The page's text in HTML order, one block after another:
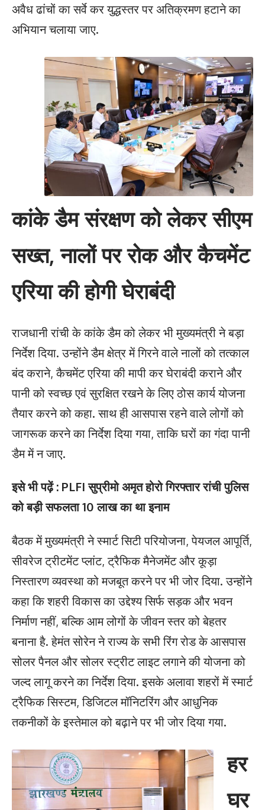
अवैध ढांचों का सर्वे कर युद्धस्तर पर अतिक्रमण हटाने का
अभियान चलाया जाए.
कांके डैम संरक्षण को लेकर सीएम
सख्त, नालों पर रोक और कैचमेंट
एरिया की होगी घेराबंदी
राजधानी रांची के कांके डैम को लेकर भी मुख्यमंत्री ने बड़ा
निर्देश दिया. उन्होंने डैम क्षेत्र में गिरने वाले नालों को तत्काल
बंद कराने, कैचमेंट एरिया की मापी कर घेराबंदी कराने और
पानी को स्वच्छ एवं सुरक्षित रखने के लिए ठोस कार्य योजना
तैयार करने को कहा. साथ ही आसपास रहने वाले लोगों को
जागरूक करने का निर्देश दिया गया, ताकि घरों का गंदा पानी
डैम में न जाए.
इसे भी पढ़ें : PLFI सुप्रीमो अमृत होरो गिरफ्तार रांची पुलिस
को बड़ी सफलता 10 लाख का था इनाम
बैठक में मुख्यमंत्री ने स्मार्ट सिटी परियोजना, पेयजल आपूर्ति,
सीवरेज ट्रीटमेंट प्लांट, ट्रैफिक मैनेजमेंट और कूड़ा
निस्तारण व्यवस्था को मजबूत करने पर भी जोर दिया. उन्होंने
कहा कि शहरी विकास का उद्देश्य सिर्फ सड़क और भवन
निर्माण नहीं, बल्कि आम लोगों के जीवन स्तर को बेहतर
बनाना है. हेमंत सोरेन ने राज्य के सभी रिंग रोड के आसपास
सोलर पैनल और सोलर स्ट्रीट लाइट लगाने की योजना को
जल्द लागू करने का निर्देश दिया. इसके अलावा शहरों में स्मार्ट
ट्रैफिक सिस्टम, डिजिटल मॉनिटरिंग और आधुनिक
तकनीकों के इस्तेमाल को बढ़ाने पर भी जोर दिया गया.
हर
घर